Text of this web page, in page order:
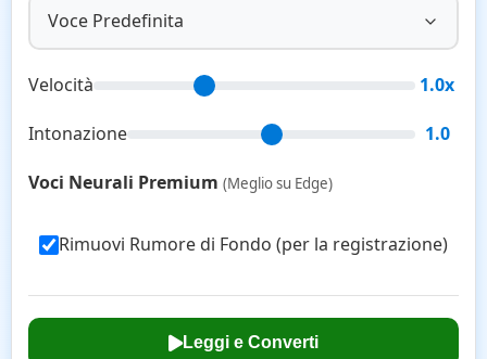
Voce Predefinita
Velocità 1.0x
Intonazione 1.0
Voci Neurali Premium (Meglio su Edge)
Rimuovi Rumore di Fondo (per la registrazione)
Leggi e Converti